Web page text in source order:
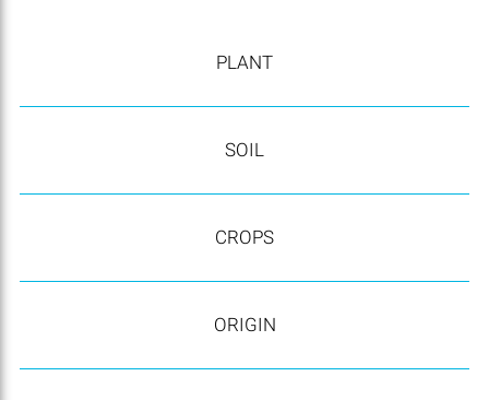
PLANT
SOIL
CROPS
ORIGIN